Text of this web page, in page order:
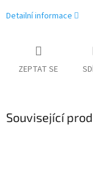
Detailní informace
ZEPTAT SE
Související